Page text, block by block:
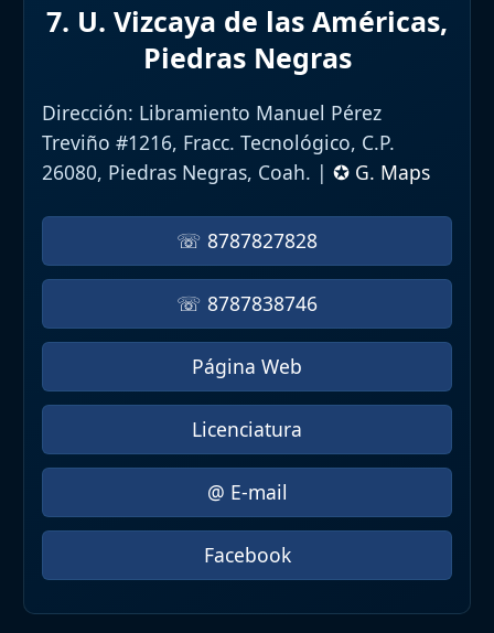
7. U. Vizcaya de las Américas,
Piedras Negras
Dirección: Libramiento Manuel Pérez
Treviño #1216, Fracc. Tecnológico, C.P.
26080, Piedras Negras, Coah. | ✪ G. Maps
☏ 8787827828
☏ 8787838746
Página Web
Licenciatura
@ E-mail
Facebook